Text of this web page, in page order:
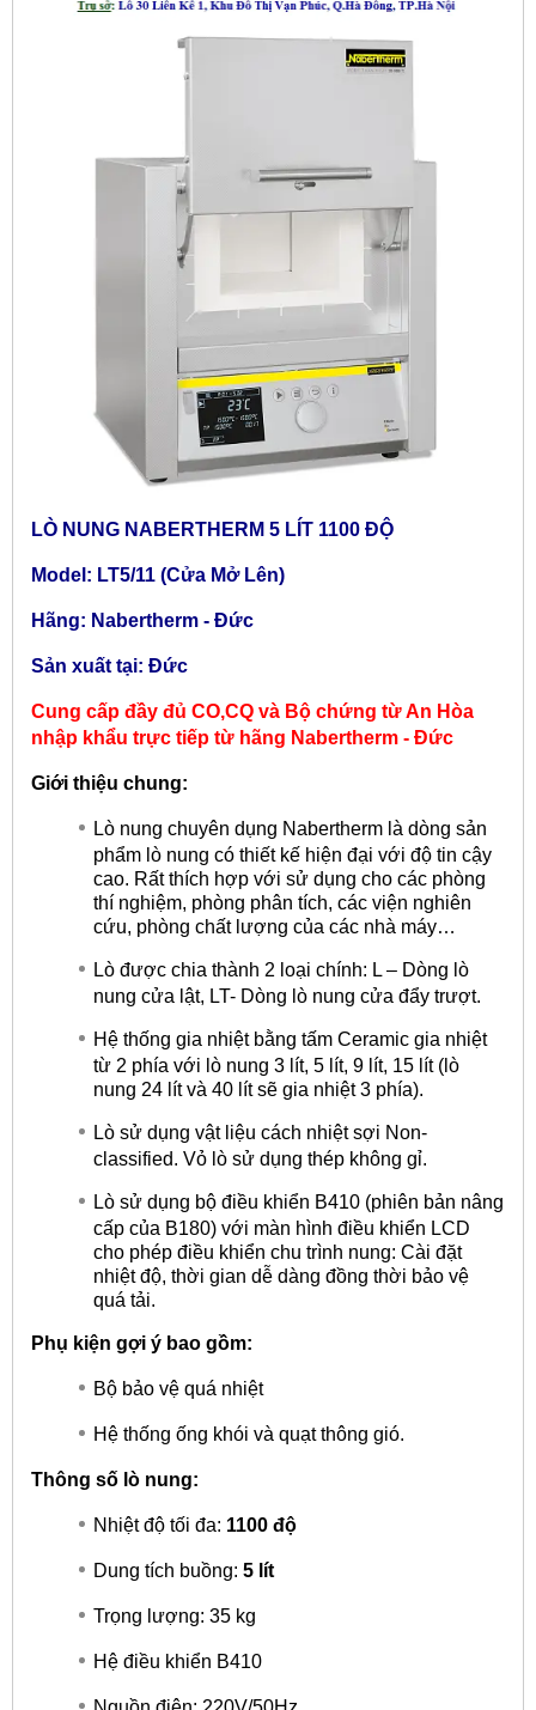
LÒ NUNG NABERTHERM 5 LÍT 1100 ĐỘ
Model: LT5/11 (Cửa Mở Lên)
Hãng: Nabertherm - Đức
Sản xuất tại: Đức
Cung cấp đầy đủ CO,CQ và Bộ chứng từ An Hòa
nhập khẩu trực tiếp từ hãng Nabertherm - Đức
Giới thiệu chung:
Lò nung chuyên dụng Nabertherm là dòng sản
phẩm lò nung có thiết kế hiện đại với độ tin cậy
cao. Rất thích hợp với sử dụng cho các phòng
thí nghiệm, phòng phân tích, các viện nghiên
cứu, phòng chất lượng của các nhà máy…
Lò được chia thành 2 loại chính: L – Dòng lò
nung cửa lật, LT- Dòng lò nung cửa đẩy trượt.
Hệ thống gia nhiệt bằng tấm Ceramic gia nhiệt
từ 2 phía với lò nung 3 lít, 5 lít, 9 lít, 15 lít (lò
nung 24 lít và 40 lít sẽ gia nhiệt 3 phía).
Lò sử dụng vật liệu cách nhiệt sợi Non-
classified. Vỏ lò sử dụng thép không gỉ.
Lò sử dụng bộ điều khiển B410 (phiên bản nâng
cấp của B180) với màn hình điều khiển LCD
cho phép điều khiển chu trình nung: Cài đặt
nhiệt độ, thời gian dễ dàng đồng thời bảo vệ
quá tải.
Phụ kiện gợi ý bao gồm:
Bộ bảo vệ quá nhiệt
Hệ thống ống khói và quạt thông gió.
Thông số lò nung:
Nhiệt độ tối đa: 1100 độ
Dung tích buồng: 5 lít
Trọng lượng: 35 kg
Hệ điều khiển B410